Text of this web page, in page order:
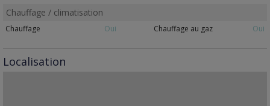
Chauffage / climatisation
Chauffage Oui Chauffage au gaz Oui
Localisation